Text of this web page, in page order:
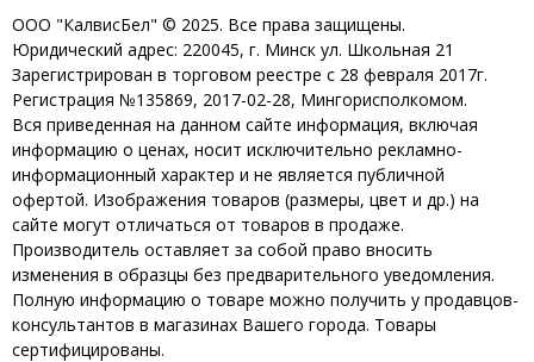
ООО "КалвисБел" © 2025. Все права защищены.
Юридический адрес: 220045, г. Минск ул. Школьная 21
Зарегистрирован в торговом реестре с 28 февраля 2017г.
Регистрация №135869, 2017-02-28, Мингорисполкомом.
Вся приведенная на данном сайте информация, включая
информацию о ценах, носит исключительно рекламно-
информационный характер и не является публичной
офертой. Изображения товаров (размеры, цвет и др.) на
сайте могут отличаться от товаров в продаже.
Производитель оставляет за собой право вносить
изменения в образцы без предварительного уведомления.
Полную информацию о товаре можно получить у продавцов-
консультантов в магазинах Вашего города. Товары
сертифицированы.